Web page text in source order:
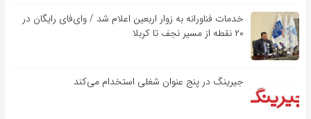
خدمات فناورانه به زوار اربعین اعلام شد / وای‌فای رایگان در
۲۰ نقطه از مسیر نجف تا کربلا
جیرینگ در پنج عنوان شغلی استخدام می‌کند